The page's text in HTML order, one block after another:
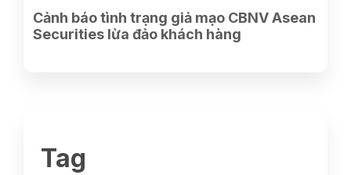
Cảnh báo tình trạng giả mạo CBNV Asean
Securities lừa đảo khách hàng
Tag